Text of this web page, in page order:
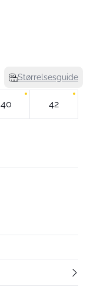
Størrelsesguide
40 42